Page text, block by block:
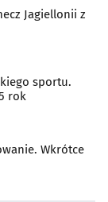
Jagiellonii z
sportu.
rok
Wkrótce